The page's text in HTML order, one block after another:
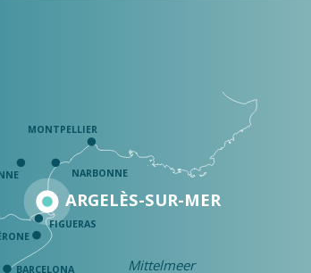
ARGELÈS-SUR-MER
Mittelmeer
MONTPELLIER
NARBONNE
BARCELONA
FIGUERAS